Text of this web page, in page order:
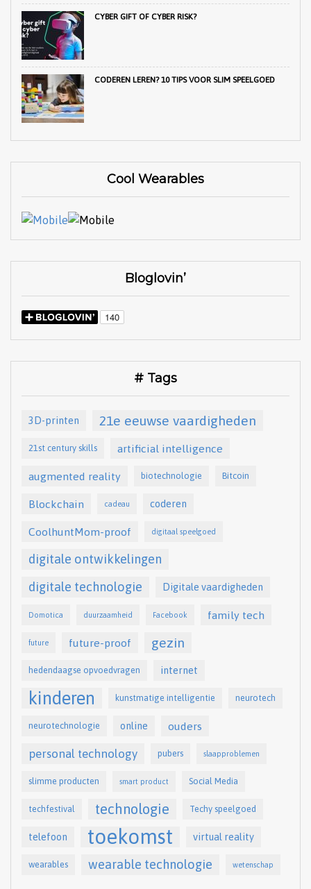
CYBER GIFT OF CYBER RISK?
CODEREN LEREN? 10 TIPS VOOR SLIM SPEELGOED
Cool Wearables
Bloglovin’
# Tags
3D-printen 21e eeuwse vaardigheden
21st century skills artificial intelligence
augmented reality biotechnologie Bitcoin
Blockchain cadeau coderen
CoolhuntMom-proof digitaal speelgoed
digitale ontwikkelingen
digitale technologie
Digitale vaardigheden
Domotica duurzaamheid Facebook family tech
future future-proof gezin
hedendaagse opvoedvragen internet
kinderen kunstmatige intelligentie neurotech
neurotechnologie online ouders
personal technology pubers slaapproblemen
slimme producten smart product Social Media
techfestival technologie Techy speelgoed
telefoon toekomst virtual reality
wearables wearable technologie wetenschap